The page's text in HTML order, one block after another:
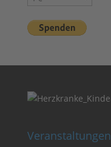
Veranstaltungen